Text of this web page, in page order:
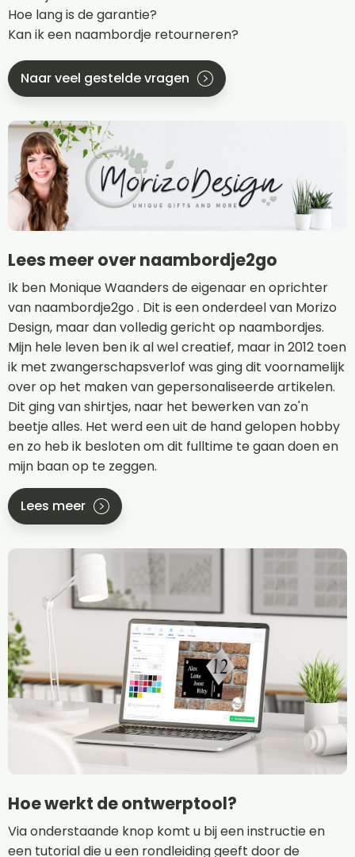
Hoe lang is de garantie?
Kan ik een naambordje retourneren?
Naar veel gestelde vragen
Lees meer over naambordje2go
Ik ben Monique Waanders de eigenaar en oprichter
van naambordje2go . Dit is een onderdeel van Morizo
Design, maar dan volledig gericht op naambordjes.
Mijn hele leven ben ik al wel creatief, maar in 2012 toen
ik met zwangerschapsverlof was ging dit voornamelijk
over op het maken van gepersonaliseerde artikelen.
Dit ging van shirtjes, naar het bewerken van zo'n
beetje alles. Het werd een uit de hand gelopen hobby
en zo heb ik besloten om dit fulltime te gaan doen en
mijn baan op te zeggen.
Lees meer
Hoe werkt de ontwerptool?
Via onderstaande knop komt u bij een instructie en
een tutorial die u een rondleiding geeft door de